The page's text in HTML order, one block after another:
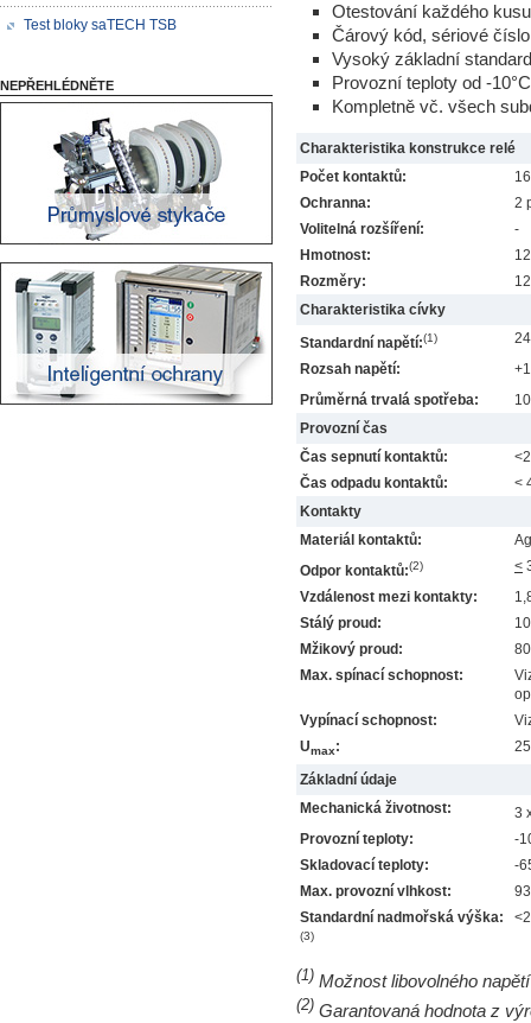
Test bloky saTECH TSB
NEPŘEHLÉDNĚTE
Otestování každého
Čárový kód, sériové
Vysoký základní
Provozní teploty od -
Kompletně vč. všech
Charakteristika konstrukce relé
Počet kontaktů:
Ochranna:
2
Volitelná rozšíření:
-
Hmotnost:
Rozměry:
Charakteristika cívky
Standardní napětí:(1)
Rozsah napětí:
Průměrná trvalá spotřeba:
Provozní čas
Čas sepnutí kontaktů:
Čas odpadu kontaktů:
<
Kontakty
Materiál kontaktů:
Odpor kontaktů:(2) <
Vzdálenost mezi kontakty:
Stálý proud:
Mžikový proud:
Max. spínací schopnost:
Vypínací schopnost:
Umax:
Základní údaje
Mechanická životnost:
3
Provozní teploty:
-
Skladovací teploty:
-
Max. provozní vlhkost:
Standardní nadmořská výška:
(3)
(1) Možnost libovolného
(2) Garantovaná hodnota z